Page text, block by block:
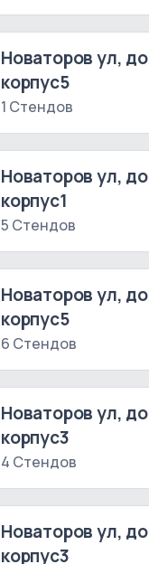
Новаторов ул,
корпус5
1 Стендов
Новаторов ул,
корпус1
5 Стендов
Новаторов ул,
корпус5
6 Стендов
Новаторов ул,
корпус3
4 Стендов
Новаторов ул,
корпус3